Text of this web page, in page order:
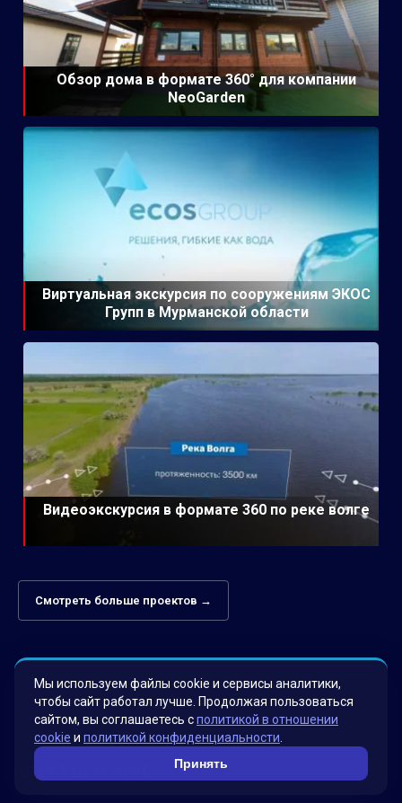
Обзор дома в формате 360° для компании
NeoGarden
Виртуальная экскурсия по сооружениям ЭКОС
Групп в Мурманской области
Видеоэкскурсия в формате 360 по реке волге
Смотреть больше проектов →
Факты о нас
Мы используем файлы cookie и сервисы аналитики,
чтобы сайт работал лучше. Продолжая пользоваться
сайтом, вы соглашаетесь сполитикой в отношении
cookie и политикой конфиденциальности
Принять